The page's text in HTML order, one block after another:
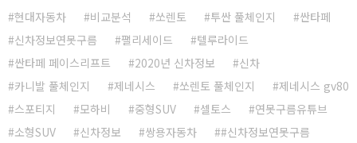
현대자동차
비교분석 쏘렌토 투싼 풀체인지
싼타페
신차정보연못구름
팰리세이드
텔루라이드
싼타페 페이스리프트
2020년 신차정보
신차
카니발 풀체인지
제네시스 쏘렌토 풀체인지
제네시스 gv80
스포티지
모하비 중형SUV 셀토스
연못구름유튜브
소형SUV
신차정보 쌍용자동차 #신차정보연못구름